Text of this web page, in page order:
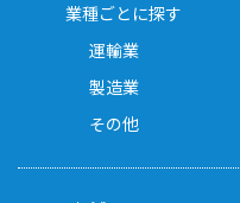
業種ごとに探す
運輸業
製造業
その他